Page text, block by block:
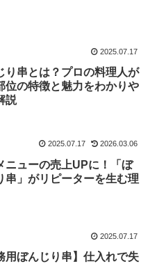
2025.07.17
り串とは？プロの料理人が
位の特徴と魅力をわかりや
説
2025.07.17 2026.03.06
ニューの売上UPに！「ぼ
串」がリピーターを生む理
2025.07.17
用ぼんじり串】仕入れで失